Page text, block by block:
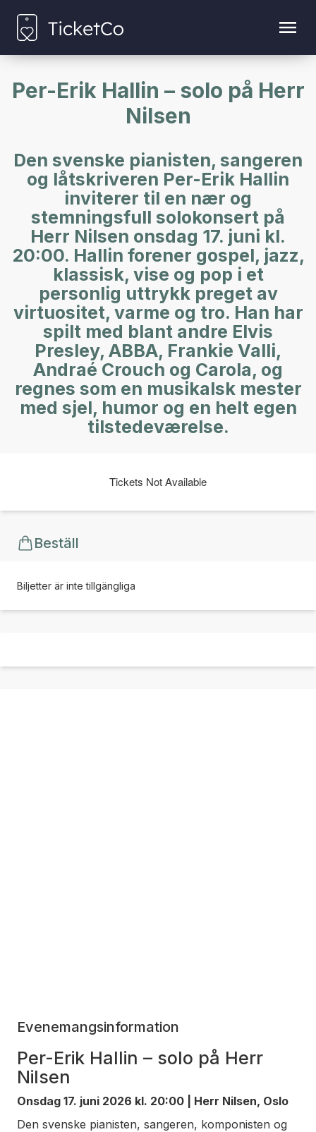
Per-Erik Hallin – solo på Herr
Nilsen
Den svenske pianisten, sangeren
og låtskriveren Per-Erik Hallin
inviterer til en nær og
stemningsfull solokonsert på
Herr Nilsen onsdag 17. juni kl.
20:00. Hallin forener gospel, jazz,
klassisk, vise og pop i et
personlig uttrykk preget av
virtuositet, varme og tro. Han har
spilt med blant andre Elvis
Presley, ABBA, Frankie Valli,
Andraé Crouch og Carola, og
regnes som en musikalsk mester
med sjel, humor og en helt egen
tilstedeværelse.
Tickets Not Available
Beställ
Biljetter är inte tillgängliga
Evenemangsinformation
Per-Erik Hallin – solo på Herr
Nilsen
Onsdag 17. juni 2026 kl. 20:00 | Herr Nilsen, Oslo
Den svenske pianisten, sangeren, komponisten og